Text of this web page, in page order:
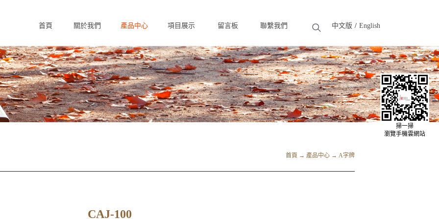
中文版 English
首頁
Home
關於我們
About us
產品中心
Products
項目展示
Case
留言板
Feedback
聯繫我們
Contact
首頁 → 產品中心 → A字牌
CAJ-100
掃一掃
瀏覽手機雲網站